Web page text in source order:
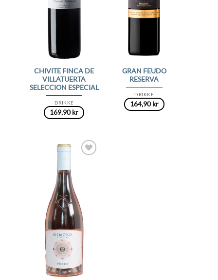
DRIKKE
CHIVITE FINCA DE
VILLATUERTA
SELECCION ESPECIAL
169,90kr
DRIKKE
GRAN FEUDO
RESERVA
164,90kr